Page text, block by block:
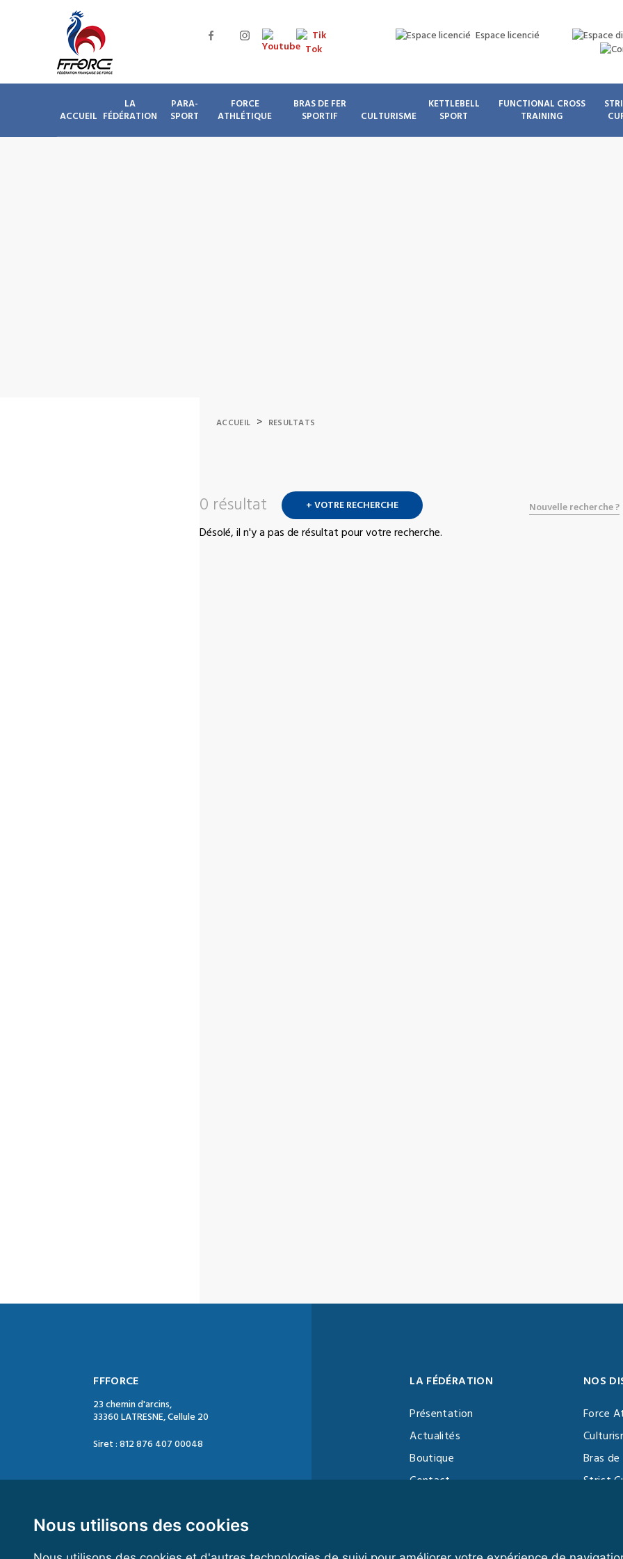
Nous utilisons des cookies
Espace licencié
ACCUEIL
LA
FÉDÉRATION
PARA-
SPORT
FORCE
ATHLÉTIQUE
BRAS DE FER
SPORTIF
CULTURISME
KETTLEBELL
SPORT
FUNCTIONAL CROSS
TRAINING
ACCUEIL > RESULTATS
0 résultat + VOTRE RECHERCHE Nouvelle recherche ?
Désolé, il n'y a pas de résultat pour votre recherche.
FFFORCE
23 chemin d'arcins,
33360 LATRESNE, Cellule 20
Siret : 812 876 407 00048
Mail : contact@ffforce.fr
LA FÉDÉRATION
Présentation
Actualités
Boutique
Contact
NOS
Force
Bras
Strict